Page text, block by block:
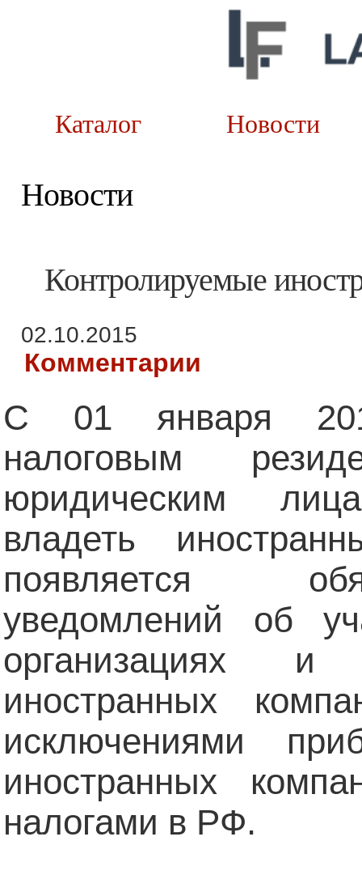
Каталог
Новости
Контролируемые
02.10.2015
Комментарии
C 01 января
налоговым
юридическим
владеть
появляется
уведомлений об
организациях и
иностранных
исключениями
иностранных
налогами в РФ.